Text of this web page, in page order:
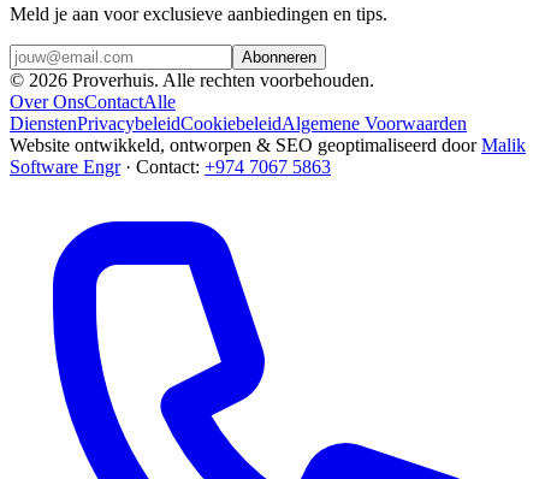
Meld je aan voor exclusieve aanbiedingen en tips.
Abonneren
© 2026 Proverhuis. Alle rechten voorbehouden.
Over OnsContactAlle
DienstenPrivacybeleidCookiebeleidAlgemene Voorwaarden
Website ontwikkeld, ontworpen & SEO geoptimaliseerd door Malik
Software Engr· Contact: +974 7067 5863